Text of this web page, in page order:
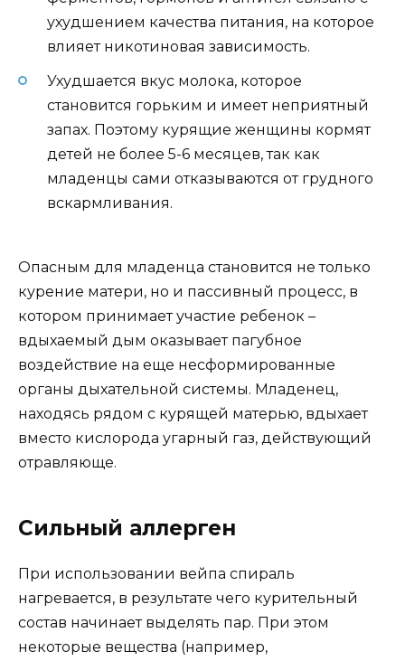
ухудшением качества питания, на которое
влияет никотиновая зависимость.
Ухудшается вкус молока, которое
становится горьким и имеет неприятный
запах. Поэтому курящие женщины кормят
детей не более 5-6 месяцев, так как
младенцы сами отказываются от грудного
вскармливания.
Опасным для младенца становится не только
курение матери, но и пассивный процесс, в
котором принимает участие ребенок –
вдыхаемый дым оказывает пагубное
воздействие на еще несформированные
органы дыхательной системы. Младенец,
находясь рядом с курящей матерью, вдыхает
вместо кислорода угарный газ, действующий
отравляюще.
Сильный аллерген
При использовании вейпа спираль
нагревается, в результате чего курительный
состав начинает выделять пар. При этом
некоторые вещества (например,